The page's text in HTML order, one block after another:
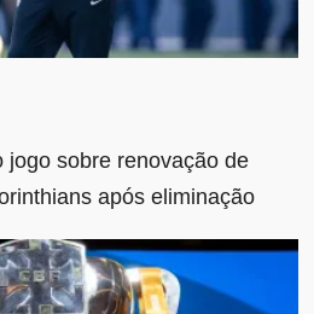
jogo sobre renovação de
após eliminação